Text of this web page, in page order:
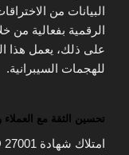
البيانات من
الرقمية بفعالية من
على ذلك، يعمل هذا
للهجمات السيبرانية.
تحسين الثقة مع العملاء